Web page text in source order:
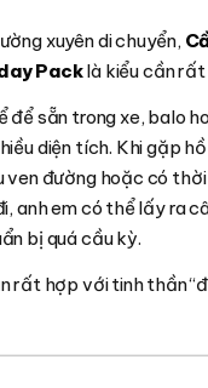
xuyên di chuyển,
Packlà kiểu cần rất
để sẵn trong xe, balo
diện tích. Khi gặp
ven đường hoặc có
anh em có thể lấy ra
bị quá cầu kỳ.
rất hợp với tinh thần